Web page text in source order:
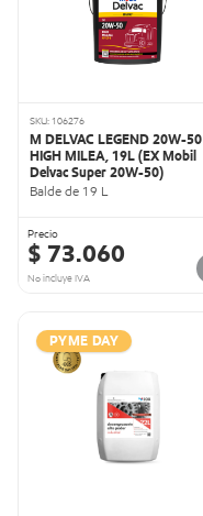
SKU: 106276
M DELVAC LEGEND 20W-50
HIGH MILEA, 19L (EX Mobil
Delvac Super 20W-50)
Balde de 19 L
Precio
$ 73.060
No incluye IVA
PYME DAY